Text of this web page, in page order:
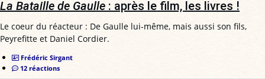
La Bataille de Gaulle : après le film, les livres !
Le coeur du réacteur : De Gaulle lui-même, mais aussi son fils,
Peyrefitte et Daniel Cordier.
Frédéric Sirgant
12 réactions